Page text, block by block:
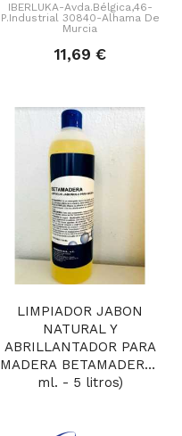
IBERLUKA-Avda.Bélgica,46-
P.Industrial 30840-Alhama De
Murcia
11,69 €
LIMPIADOR JABON
NATURAL Y
ABRILLANTADOR PARA
MADERA BETAMADERA
ml. - 5 litros)